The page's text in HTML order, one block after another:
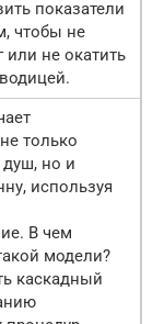
показатели
чтобы не
или не окатить
только
душ, но и
используя
В чем
модели?
каскадный